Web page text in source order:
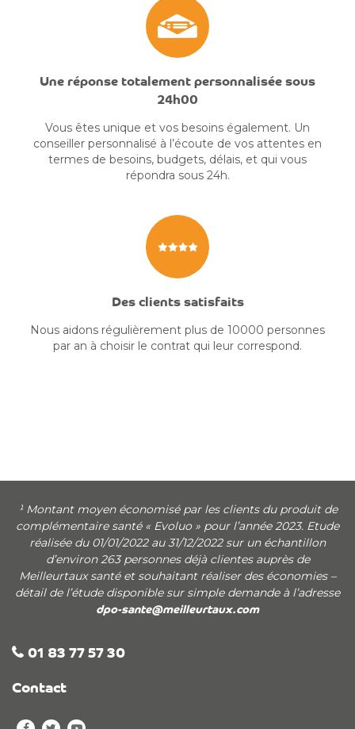
Une réponse totalement personnalisée sous
24h00
Vous êtes unique et vos besoins également. Un
conseiller personnalisé à l’écoute de vos attentes en
termes de besoins, budgets, délais, et qui vous
répondra sous 24h.
Des clients satisfaits
Nous aidons régulièrement plus de 10000 personnes
par an à choisir le contrat qui leur correspond.
¹ Montant moyen économisé par les clients du produit de
complémentaire santé « Evoluo » pour l’année 2023. Etude
réalisée du 01/01/2022 au 31/12/2022 sur un échantillon
d’environ 263 personnes déjà clientes auprès de
Meilleurtaux santé et souhaitant réaliser des économies –
détail de l’étude disponible sur simple demande à l’adresse
dpo-sante@meilleurtaux.com
01 83 77 57 30
Contact